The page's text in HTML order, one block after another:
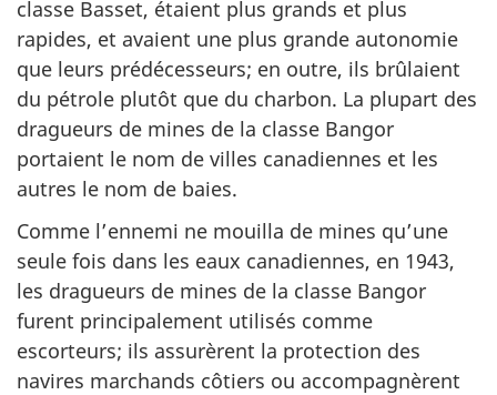
classe Basset, étaient plus grands et plus
rapides, et avaient une plus grande autonomie
que leurs prédécesseurs; en outre, ils brûlaient
du pétrole plutôt que du charbon. La plupart des
dragueurs de mines de la classe Bangor
portaient le nom de villes canadiennes et les
autres le nom de baies.
Comme l’ennemi ne mouilla de mines qu’une
seule fois dans les eaux canadiennes, en 1943,
les dragueurs de mines de la classe Bangor
furent principalement utilisés comme
escorteurs; ils assurèrent la protection des
navires marchands côtiers ou accompagnèrent